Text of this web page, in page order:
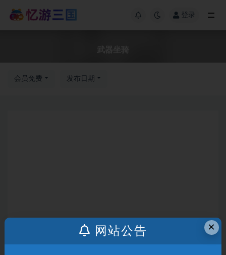
登录
会员免费 发布日期
×
网站公告